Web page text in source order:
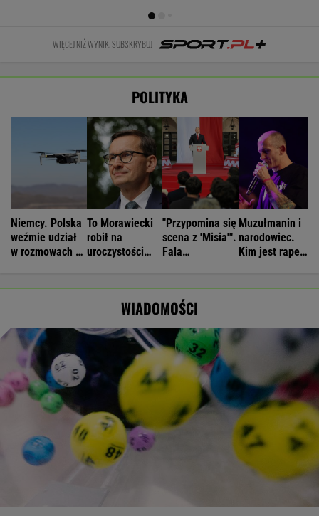
WIĘCEJ NIŻ WYNIK. SUBSKRYBUJ
POLITYKA
Niemcy. Polska
weźmie udział
w rozmowach o
To Morawiecki
robił na
uroczystości
"Przypomina się
scena z 'Misia'".
Fala
Muzułmanin i
narodowiec.
Kim jest raper,
WIADOMOŚCI